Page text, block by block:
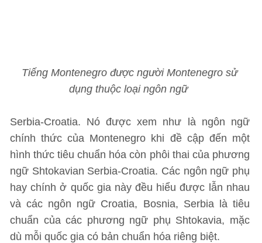
Tiếng Montenegro được người Montenegro sử
dụng thuộc loại ngôn ngữ
Serbia-Croatia. Nó được xem như là ngôn ngữ
chính thức của Montenegro khi đề cập đến một
hình thức tiêu chuẩn hóa còn phôi thai của phương
ngữ Shtokavian Serbia-Croatia. Các ngôn ngữ phụ
hay chính ở quốc gia này đều hiểu được lẫn nhau
và các ngôn ngữ Croatia, Bosnia, Serbia là tiêu
chuẩn của các phương ngữ phụ Shtokavia, mặc
dù mỗi quốc gia có bản chuẩn hóa riêng biệt.